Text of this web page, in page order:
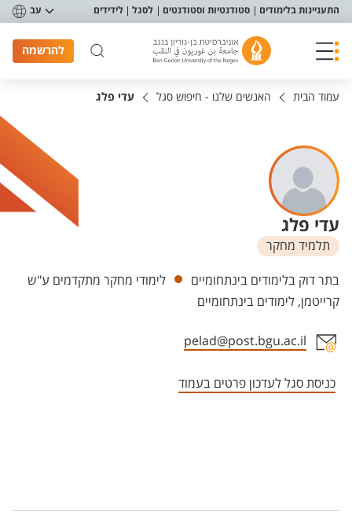
תפריט נגישות
התעניינות בלימודים סטודנטיות וסטודנטים לסגל לידידים עב
להרשמה
עמוד הבית האנשים שלנו - חיפוש סגל עדי פלג
עדי פלג
תלמיד מחקר
יחידות
בתר דוק בלימודים בינתחומיים
לימודי מחקר מתקדמים ע"ש
קרייטמן, לימודים בינתחומיים
pelad@post.bgu.ac.il
כניסת סגל לעדכון פרטים בעמוד